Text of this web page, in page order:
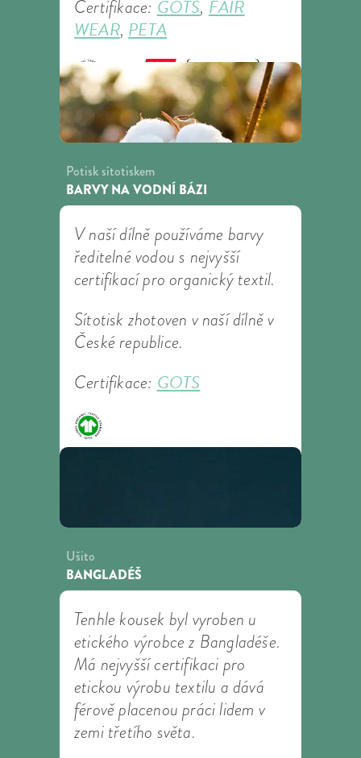
Certifikace: GOTS, FAIR
WEAR, PETA
Potisk sítotiskem
BARVY NA VODNÍ BÁZI
V naší dílně používáme barvy
ředitelné vodou s nejvyšší
certifikací pro organický textil.
Sítotisk zhotoven v naší dílně v
České republice.
Certifikace: GOTS
Ušito
BANGLADÉŠ
Tenhle kousek byl vyroben u
etického výrobce z Bangladéše.
Má nejvyšší certifikaci pro
etickou výrobu textilu a dává
férově placenou práci lidem v
zemi třetího světa.